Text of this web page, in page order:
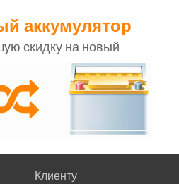
аккумулятор
скидку на новый
Клиенту